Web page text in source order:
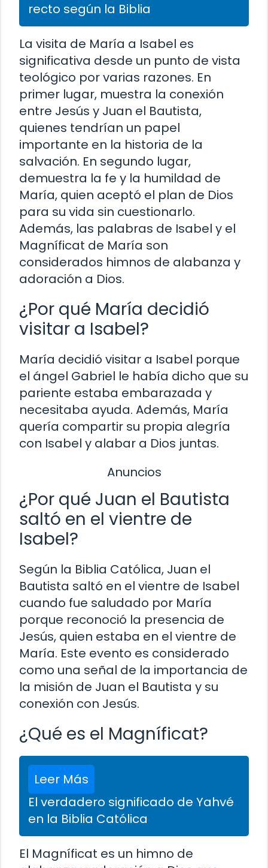
recto según la Biblia
La visita de María a Isabel es
significativa desde un punto de vista
teológico por varias razones. En
primer lugar, muestra la conexión
entre Jesús y Juan el Bautista,
quienes tendrían un papel
importante en la historia de la
salvación. En segundo lugar,
demuestra la fe y la humildad de
María, quien aceptó el plan de Dios
para su vida sin cuestionarlo.
Además, las palabras de Isabel y el
Magníficat de María son
considerados himnos de alabanza y
adoración a Dios.
¿Por qué María decidió
visitar a Isabel?
María decidió visitar a Isabel porque
el ángel Gabriel le había dicho que su
pariente estaba embarazada y
necesitaba ayuda. Además, María
quería compartir su propia alegría
con Isabel y alabar a Dios juntas.
Anuncios
¿Por qué Juan el Bautista
saltó en el vientre de
Isabel?
Según la Biblia Católica, Juan el
Bautista saltó en el vientre de Isabel
cuando fue saludado por María
porque reconoció la presencia de
Jesús, quien estaba en el vientre de
María. Este evento es considerado
como una señal de la importancia de
la misión de Juan el Bautista y su
conexión con Jesús.
¿Qué es el Magníficat?
Leer Más
El verdadero significado de Yahvé
en la Biblia Católica
El Magníficat es un himno de